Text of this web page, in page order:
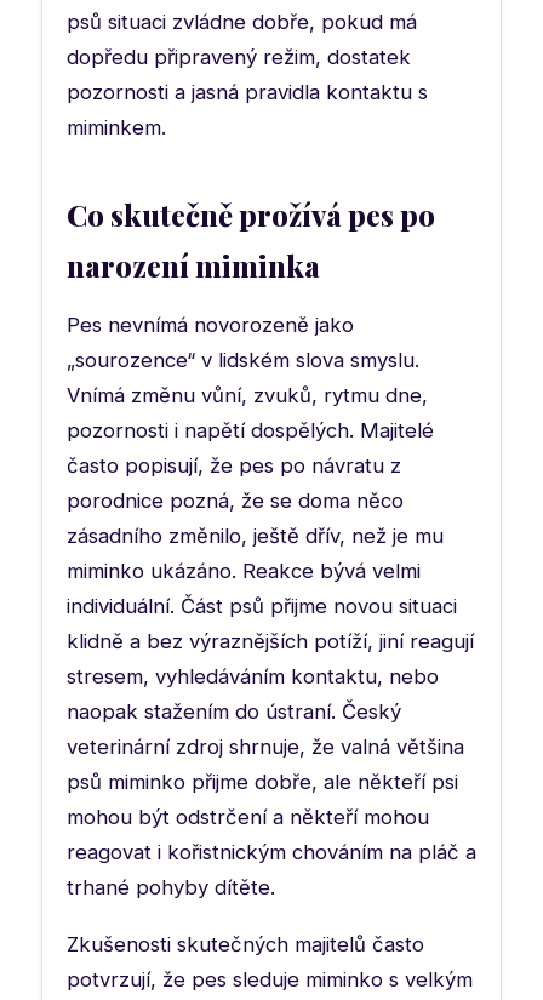
psů situaci zvládne dobře, pokud má
dopředu připravený režim, dostatek
pozornosti a jasná pravidla kontaktu s
miminkem.
Co skutečně prožívá pes po
narození miminka
Pes nevnímá novorozeně jako
„sourozence“ v lidském slova smyslu.
Vnímá změnu vůní, zvuků, rytmu dne,
pozornosti i napětí dospělých. Majitelé
často popisují, že pes po návratu z
porodnice pozná, že se doma něco
zásadního změnilo, ještě dřív, než je mu
miminko ukázáno. Reakce bývá velmi
individuální. Část psů přijme novou situaci
klidně a bez výraznějších potíží, jiní reagují
stresem, vyhledáváním kontaktu, nebo
naopak stažením do ústraní. Český
veterinární zdroj shrnuje, že valná většina
psů miminko přijme dobře, ale někteří psi
mohou být odstrčení a někteří mohou
reagovat i kořistnickým chováním na pláč a
trhané pohyby dítěte.
Zkušenosti skutečných majitelů často
potvrzují, že pes sleduje miminko s velkým